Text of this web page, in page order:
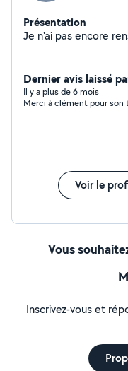
Présentation
Dernier avis laissé
Il y a plus de 6 mois
Merci à clément pour son
Voir le
Vous
Inscrivez-vous et